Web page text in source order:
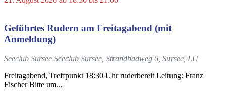
Geführtes Rudern am Freitagabend (mit
Anmeldung)
Seeclub Sursee Seeclub Sursee, Strandbadweg 6, Sursee, LU
Freitagabend, Treffpunkt 18:30 Uhr ruderbereit Leitung: Franz
Fischer Bitte um...